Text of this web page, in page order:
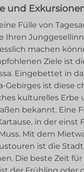
und
Fülle von
Ihren
machen
Ziele ist
Eingebettet in
Gebirges ist diese
kulturelles Erbe
bekannt. Eine
in der einst
Mit dem
ist die
Die beste Zeit